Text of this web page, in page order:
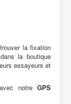
la fixation
la boutique
essayeurs et
notre GPS